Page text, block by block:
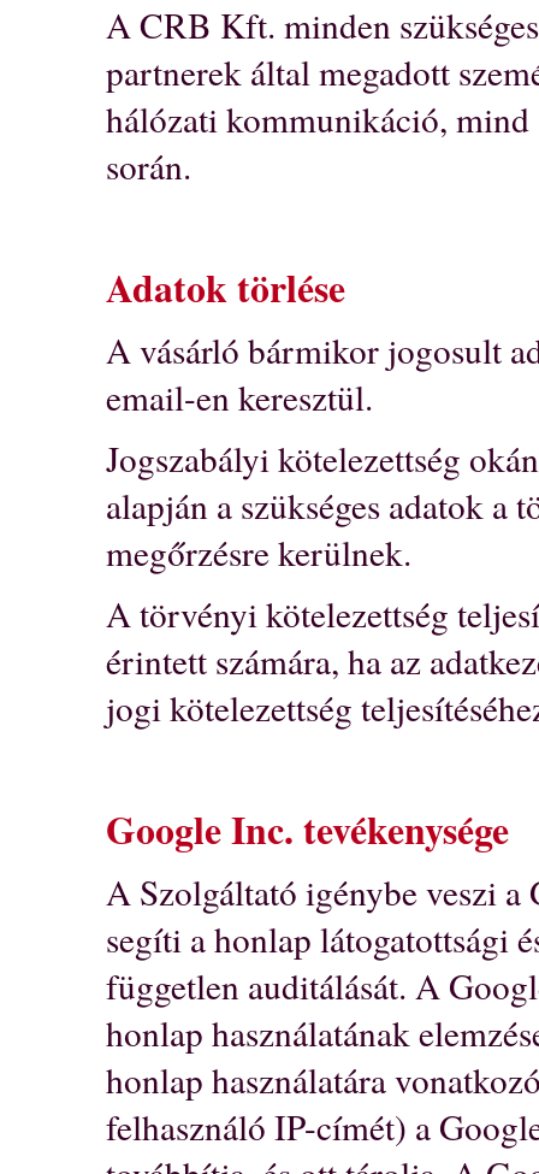
A CRB Kft. minden
partnerek által megadott
hálózati kommunikáció, mind
során.
Adatok törlése
A vásárló bármikor jogosult
email-en keresztül.
Jogszabályi kötelezettség
alapján a szükséges adatok a
megőrzésre kerülnek.
A törvényi kötelezettség
érintett számára, ha az
jogi kötelezettség
Google Inc. tevékenysége
A Szolgáltató igénybe veszi
segíti a honlap látogatottsági
független auditálását. A
honlap használatának
honlap használatára
felhasználó IP-címét) a